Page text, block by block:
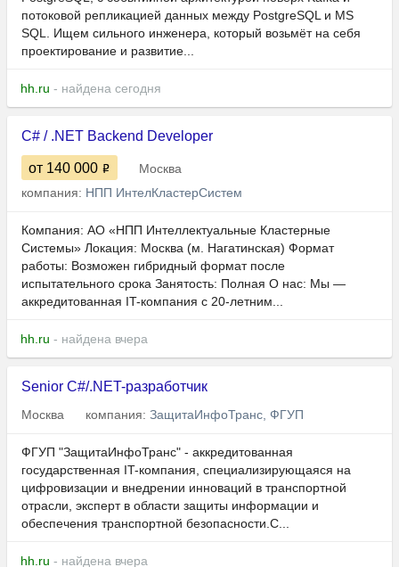
потоковой репликацией данных между PostgreSQL и MS
SQL. Ищем сильного инженера, который возьмёт на себя
проектирование и развитие...
hh.ru - найдена сегодня
C# / .NET Backend Developer
от 140 000
Москва
компания: НПП ИнтелКластерСистем
Компания: АО «НПП Интеллектуальные Кластерные
Системы» Локация: Москва (м. Нагатинская) Формат
работы: Возможен гибридный формат после
испытательного срока Занятость: Полная О нас: Мы —
аккредитованная IT-компания с 20-летним...
hh.ru - найдена вчера
Senior C#/.NET-разработчик
Москва компания: ЗащитаИнфоТранс, ФГУП
ФГУП "ЗащитаИнфоТранс" - аккредитованная
государственная IT-компания, специализирующаяся на
цифровизации и внедрении инноваций в транспортной
отрасли, эксперт в области защиты информации и
обеспечения транспортной безопасности.С...
hh.ru - найдена вчера